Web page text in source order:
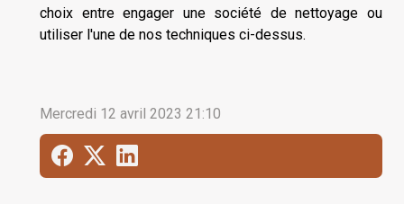
choix entre engager une société de nettoyage ou
utiliser l'une de nos techniques ci-dessus.
Mercredi 12 avril 2023 21:10